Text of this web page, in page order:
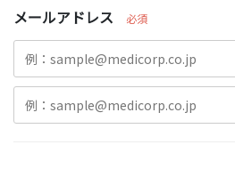
メールアドレス 必須